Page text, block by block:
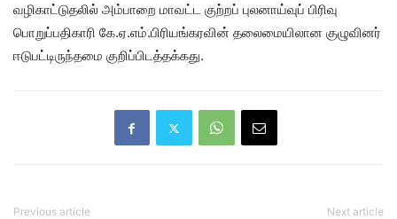
வழிகாட்டுதலில் அம்பாறை மாவட்ட குற்றப் புலனாய்வுப் பிரிவு
பொறுப்பதிகாரி கே.ஏ.எம்.பிரியங்கரவின் தலைமையிலான குழுவினர்
ஈடுபட்டிருந்தமை குறிப்பிடத்தக்கது.
Previous article Next article